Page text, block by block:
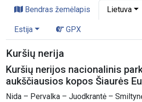
Bendras žemėlapis Lietuva
Estija GPX
Kuršių nerija
Kuršių nerijos nacionalinis
aukščiausios kopos Šiaurės
Nida – Pervalka – Juodkrantė –